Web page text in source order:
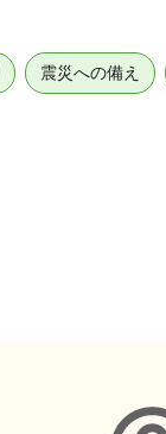
震災への備え